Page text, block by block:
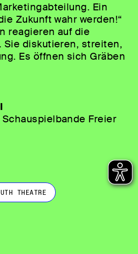
Ein
Zukunft wahr werden!“
reagieren auf die
Sie diskutieren, streiten,
Es öffnen sich Gräben
Abteilungen, sondern
Die Meinung von morgen
Zukunft: rosig – oder
Freier
uns heute positionieren
in die Hand
Freier
THEATRE